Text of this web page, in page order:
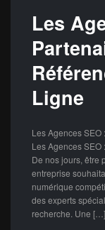
Les
Ligne
Les Agences
Les Agences
De nos jours, être
entreprise
numérique
des experts
recherche. Une […]